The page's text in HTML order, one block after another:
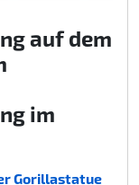
auf dem
im
Gorillastatue